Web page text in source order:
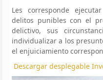
Les corresponde
delitos punibles con el
delictivo, sus
individualizar a los
el enjuiciamiento
Descargar desplegable